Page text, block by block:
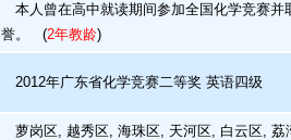
本人曾在高中就读期间参加全国化学竞赛并
誉。
(2年教龄)
2012年广东省化学竞赛二等奖 英语四级
萝岗区, 越秀区, 海珠区, 天河区, 白云区, 荔